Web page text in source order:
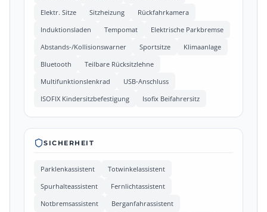
Elektr. Sitze
Sitzheizung
Rückfahrkamera
Induktionsladen
Tempomat
Elektrische Parkbremse
Abstands-/Kollisionswarner
Sportsitze
Klimaanlage
Bluetooth
Teilbare Rücksitzlehne
Multifunktionslenkrad
USB-Anschluss
ISOFIX Kindersitzbefestigung
Isofix Beifahrersitz
SICHERHEIT
Parklenkassistent
Totwinkelassistent
Spurhalteassistent
Fernlichtassistent
Notbremsassistent
Berganfahrassistent